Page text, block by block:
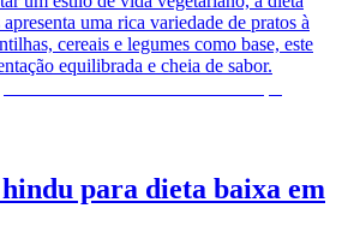
uma rica variedade de pratos à
cereais e legumes como base, este
equilibrada e cheia de sabor.
para dieta baixa em